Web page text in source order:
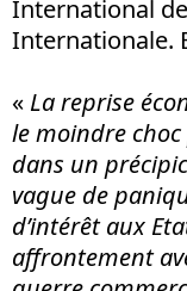
International
Internationale.
« La reprise
le moindre
dans un
vague de
d’intérêt aux
affrontement